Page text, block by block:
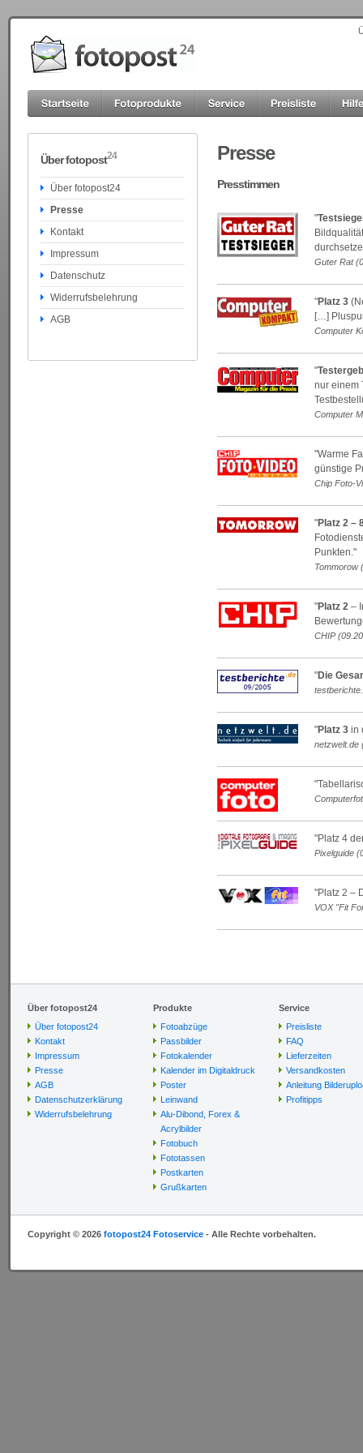
Über fotopost24
Über fotopost24
Presse
Kontakt
Impressum
Datenschutz
Widerrufsbelehrung
AGB
Presse
Presstimmen
"
Guter Rat
"Platz 3
[…]
Computer
"
nur einem
Computer
"Warme
günstige
Chip Foto-
"Platz 2 –
Punkten."
Tommorow
"Platz 2 –
CHIP
"Die
"Platz 3 in
netzwelt.de
"Platz 4
Pixelguide
"Platz 2 –
VOX "Fit
Über fotopost24
Über fotopost24
Kontakt
Impressum
Presse
AGB
Datenschutzerklärung
Widerrufsbelehrung
Produkte
Fotoabzüge
Passbilder
Fotokalender
Kalender im Digitaldruck
Poster
Leinwand
Alu-Dibond, Forex &
Acrylbilder
Fotobuch
Fototassen
Postkarten
Grußkarten
Service
Preisliste
FAQ
Lieferzeiten
Versandkosten
Anleitung
Profitipps
Copyright © 2026 fotopost24 Fotoservice - Alle Rechte vorbehalten.